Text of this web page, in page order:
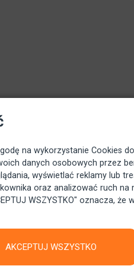
na wykorzystanie Cookies do
danych osobowych przez
wyświetlać reklamy lub
oraz analizować ruch na
WSZYSTKO" oznacza, że
AKCEPTUJ WSZYSTKO